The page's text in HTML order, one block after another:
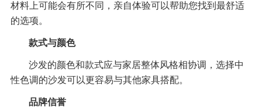
材料上可能会有所不同，亲自体验可以帮助您找到最舒适
的选项。
款式与颜色
沙发的颜色和款式应与家居整体风格相协调，选择中
性色调的沙发可以更容易与其他家具搭配。
品牌信誉